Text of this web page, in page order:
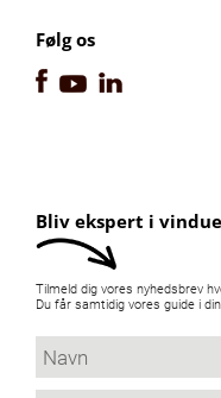
Følg os
Bliv ekspert i
Tilmeld dig vores nyhedsbrev
Du får samtidig vores guide i